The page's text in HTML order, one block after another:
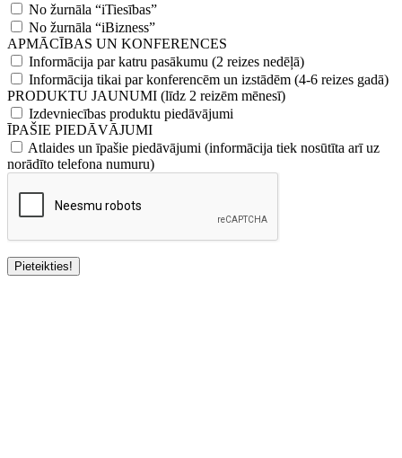
No žurnāla “iTiesības”
No žurnāla “iBizness”
APMĀCĪBAS UN KONFERENCES
Informācija par katru pasākumu (2 reizes nedēļā)
Informācija tikai par konferencēm un izstādēm (4-6 reizes gadā)
PRODUKTU JAUNUMI (līdz 2 reizēm mēnesī)
Izdevniecības produktu piedāvājumi
ĪPAŠIE PIEDĀVĀJUMI
Atlaides un īpašie piedāvājumi (informācija tiek nosūtīta arī uz
norādīto telefona numuru)
Pieteikties!